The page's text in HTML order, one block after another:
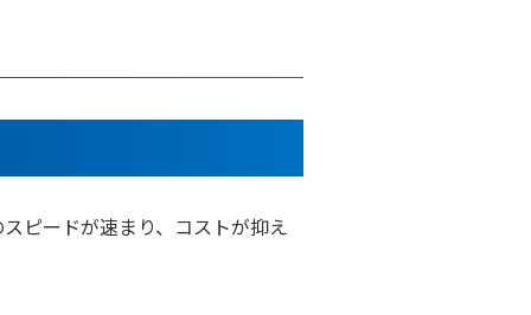
ピードが速まり、コストが抑え